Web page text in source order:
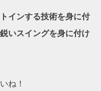
インする技術を身に付
いスイングを身に付け
ね！